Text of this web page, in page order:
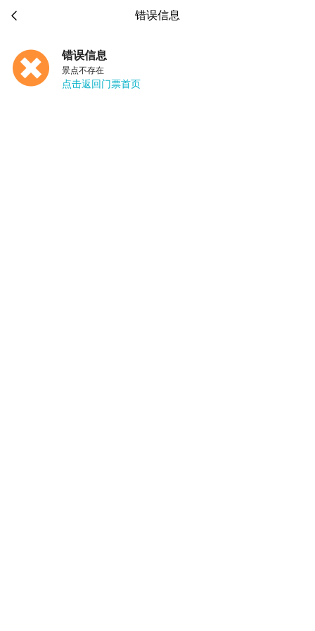
 错误信息
错误信息
景点不存在
点击返回门票首页